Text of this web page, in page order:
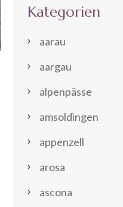
Kategorien
aarau
aargau
alpenpässe
amsoldingen
appenzell
arosa
ascona